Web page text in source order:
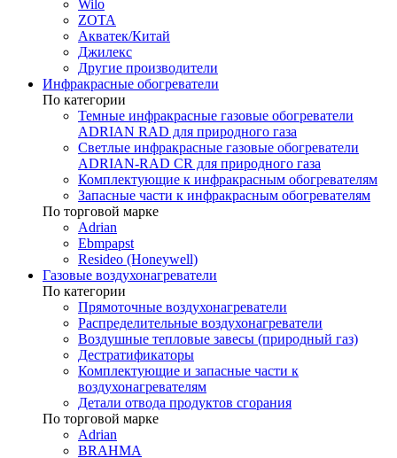
Wilo
ZOTA
Акватек/Китай
Джилекс
Другие производители
Инфракрасные обогреватели
По категории
Темные инфракрасные газовые обогреватели
ADRIAN RAD для природного газа
Светлые инфракрасные газовые обогреватели
ADRIAN-RAD CR для природного газа
Комплектующие к инфракрасным обогревателям
Запасные части к инфракрасным обогревателям
По торговой марке
Adrian
Ebmpapst
Resideo (Honeywell)
Газовые воздухонагреватели
По категории
Прямоточные воздухонагреватели
Распределительные воздухонагреватели
Воздушные тепловые завесы (природный газ)
Дестратификаторы
Комплектующие и запасные части к
воздухонагревателям
Детали отвода продуктов сгорания
По торговой марке
Adrian
BRAHMA